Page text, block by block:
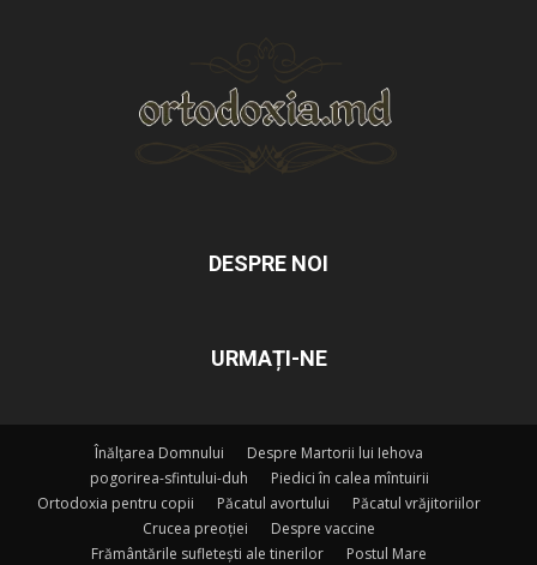
DESPRE NOI
URMAȚI-NE
Înălțarea Domnului
Despre Martorii lui Iehova
pogorirea-sfintului-duh
Piedici în calea mîntuirii
Ortodoxia pentru copii
Păcatul avortului
Păcatul vrăjitoriilor
Crucea preoției
Despre vaccine
Frământările sufletești ale tinerilor
Postul Mare